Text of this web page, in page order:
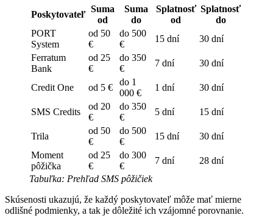
Poskytovateľ
Suma
od
Suma
do
Splatnosť
od
Splatnosť
do
PORT
System
od 50
€
do 500
€
15 dní
30 dní
Ferratum
Bank
od 25
€
do 350
€
7 dní 30 dní
Credit One od 5 €
do 1
000 €
1 dní 30 dní
SMS Credits
od 20
€
do 350
€
5 dní 15 dní
Trila
od 50
€
do 500
€
15 dní
30 dní
Moment
pôžička
od 25
€
do 300
€
7 dní
28 dní
Tabuľka: Prehľad SMS pôžičiek
Skúsenosti ukazujú, že každý poskytovateľ môže mať mierne
odlišné podmienky, a tak je dôležité ich vzájomné porovnanie.